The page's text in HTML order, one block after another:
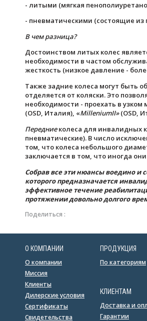
- литыми (мягкая
- пневматическими (состоящие
В чем разница?
Достоинством литых колес
необходимости в частом
жесткость (низкое давление -
Также задние колеса могут быть
отделяется от коляски. Это
необходимости - проехать в
(OSD, Италия), «MilleniumII»(OSD,
Передниеколеса для инвалидных
пневматические). В число
том, что колеса небольшого
заключается в том, что иногда
Собрав все эти нюансы воедино и
которого предназначается
эффективное течение
протяжении довольно долгого
Поделиться :
О КОМПАНИИ
О компании
Миссия
Клиенты
Дилерские условия
Сертификаты
Свидетельства
ПРОДУКЦИЯ
По категориям
КЛИЕНТАМ
Доставка и
Гарантии